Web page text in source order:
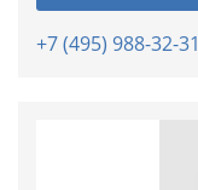
+7 (495) 988-32-31